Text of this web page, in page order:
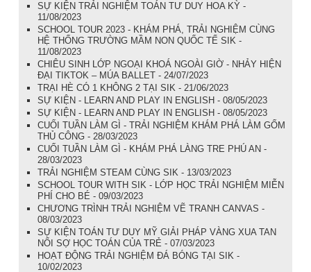
SỰ KIỆN TRẢI NGHIỆM TOÁN TƯ DUY HOA KỲ -
11/08/2023
SCHOOL TOUR 2023 - KHÁM PHÁ, TRẢI NGHIỆM CÙNG
HỆ THỐNG TRƯỜNG MẦM NON QUỐC TẾ SIK -
11/08/2023
CHIÊU SINH LỚP NGOẠI KHOÁ NGOÀI GIỜ - NHẢY HIỆN
ĐẠI TIKTOK – MÚA BALLET - 24/07/2023
TRẠI HÈ CÓ 1 KHÔNG 2 TẠI SIK - 21/06/2023
SỰ KIỆN - LEARN AND PLAY IN ENGLISH - 08/05/2023
SỰ KIỆN - LEARN AND PLAY IN ENGLISH - 08/05/2023
CUỐI TUẦN LÀM GÌ - TRẢI NGHIỆM KHÁM PHÁ LÀM GỐM
THỦ CÔNG - 28/03/2023
CUỐI TUẦN LÀM GÌ - KHÁM PHÁ LÀNG TRE PHÚ AN -
28/03/2023
TRẢI NGHIỆM STEAM CÙNG SIK - 13/03/2023
SCHOOL TOUR WITH SIK - LỚP HỌC TRẢI NGHIỆM MIỄN
PHÍ CHO BÉ - 09/03/2023
CHƯƠNG TRÌNH TRẢI NGHIỆM VẼ TRANH CANVAS -
08/03/2023
SỰ KIỆN TOÁN TƯ DUY MỸ GIẢI PHÁP VÀNG XUA TAN
NỔI SỢ HỌC TOÁN CỦA TRẺ - 07/03/2023
HOẠT ĐỘNG TRẢI NGHIỆM ĐÁ BÓNG TẠI SIK -
10/02/2023